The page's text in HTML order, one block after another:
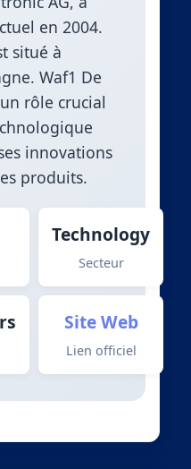
en 2004.
situé à
Waf1 De
rôle crucial
innovations
produits.
Technology
Secteur
Site Web
Lien officiel